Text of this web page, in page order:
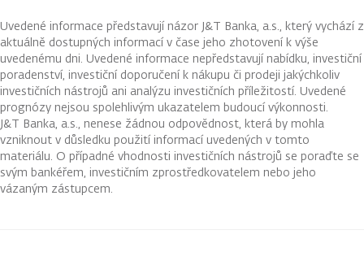
Uvedené informace představují názor J&T Banka, a.s., který vychází z
aktuálně dostupných informací v čase jeho zhotovení k výše
uvedenému dni. Uvedené informace nepředstavují nabídku, investiční
poradenství, investiční doporučení k nákupu či prodeji jakýchkoliv
investičních nástrojů ani analýzu investičních příležitostí. Uvedené
prognózy nejsou spolehlivým ukazatelem budoucí výkonnosti.
J&T Banka, a.s., nenese žádnou odpovědnost, která by mohla
vzniknout v důsledku použití informací uvedených v tomto
materiálu. O případné vhodnosti investičních nástrojů se poraďte se
svým bankéřem, investičním zprostředkovatelem nebo jeho
vázaným zástupcem.